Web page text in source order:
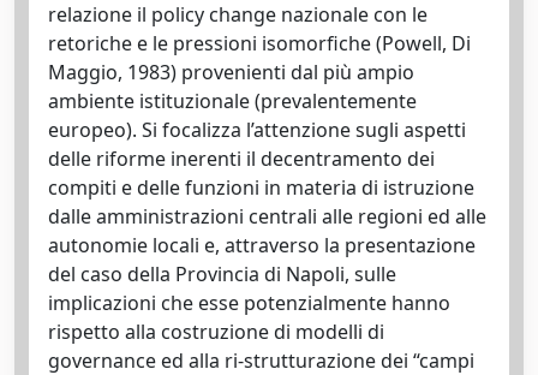
relazione il policy change nazionale con le
retoriche e le pressioni isomorfiche (Powell, Di
Maggio, 1983) provenienti dal più ampio
ambiente istituzionale (prevalentemente
europeo). Si focalizza l’attenzione sugli aspetti
delle riforme inerenti il decentramento dei
compiti e delle funzioni in materia di istruzione
dalle amministrazioni centrali alle regioni ed alle
autonomie locali e, attraverso la presentazione
del caso della Provincia di Napoli, sulle
implicazioni che esse potenzialmente hanno
rispetto alla costruzione di modelli di
governance ed alla ri-strutturazione dei “campi